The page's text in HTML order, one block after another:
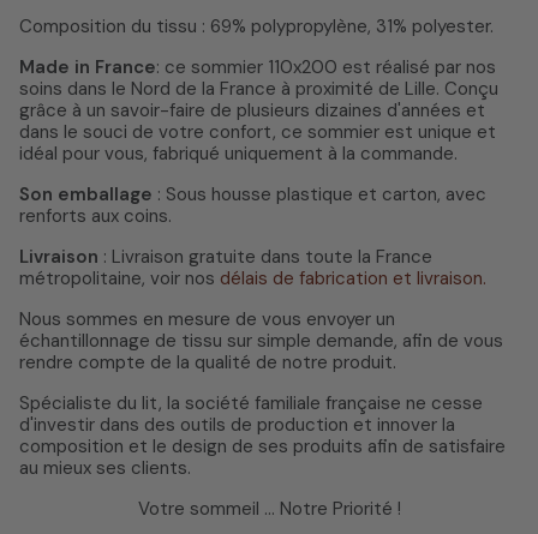
Composition du tissu : 69% polypropylène, 31% polyester.
Made in France: ce sommier 110x200 est réalisé par nos
soins dans le Nord de la France à proximité de Lille. Conçu
grâce à un savoir-faire de plusieurs dizaines d'années et
dans le souci de votre confort, ce sommier est unique et
idéal pour vous, fabriqué uniquement à la commande.
Son emballage : Sous housse plastique et carton, avec
renforts aux coins.
Livraison : Livraison gratuite dans toute la France
métropolitaine, voir nos délais de fabrication et livraison.
Nous sommes en mesure de vous envoyer un
échantillonnage de tissu sur simple demande, afin de vous
rendre compte de la qualité de notre produit.
Spécialiste du lit, la société familiale française ne cesse
d'investir dans des outils de production et innover la
composition et le design de ses produits afin de satisfaire
au mieux ses clients.
Votre sommeil ... Notre Priorité !